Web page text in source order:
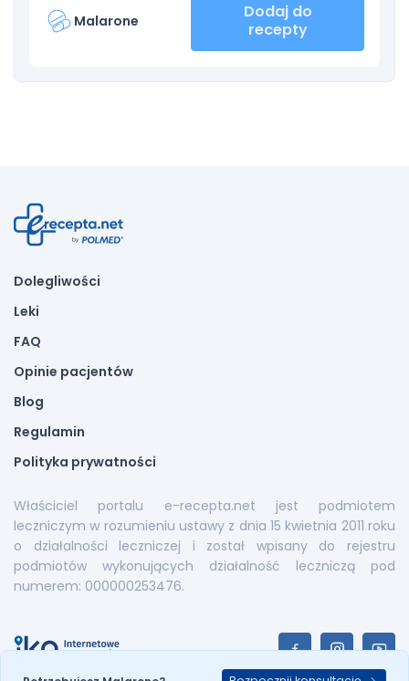
Malarone
Dodaj do
recepty
Dolegliwości
Leki
FAQ
Opinie pacjentów
Blog
Regulamin
Polityka prywatności
Właściciel portalu e-recepta.net jest podmiotem
leczniczym w rozumieniu ustawy z dnia 15 kwietnia 2011 roku
o działalności leczniczej i został wpisany do rejestru
podmiotów wykonujących działalność leczniczą pod
numerem: 000000253476.